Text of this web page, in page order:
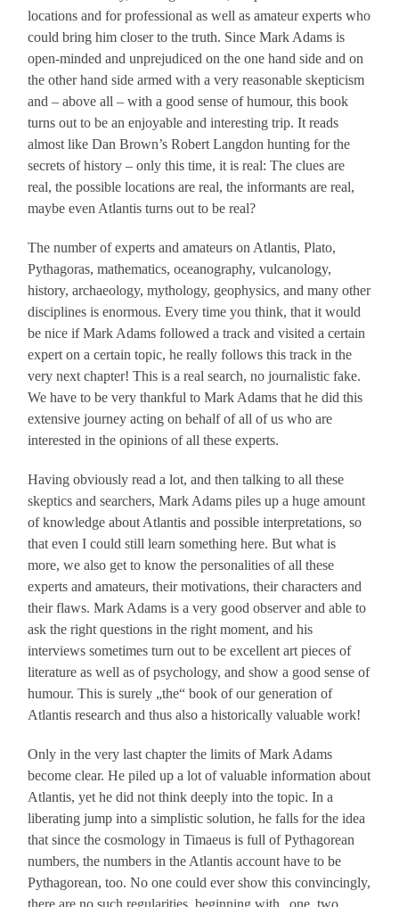
locations and for professional as well as amateur experts who
could bring him closer to the truth. Since Mark Adams is
open-minded and unprejudiced on the one hand side and on
the other hand side armed with a very reasonable skepticism
and – above all – with a good sense of humour, this book
turns out to be an enjoyable and interesting trip. It reads
almost like Dan Brown’s Robert Langdon hunting for the
secrets of history – only this time, it is real: The clues are
real, the possible locations are real, the informants are real,
maybe even Atlantis turns out to be real?
The number of experts and amateurs on Atlantis, Plato,
Pythagoras, mathematics, oceanography, vulcanology,
history, archaeology, mythology, geophysics, and many other
disciplines is enormous. Every time you think, that it would
be nice if Mark Adams followed a track and visited a certain
expert on a certain topic, he really follows this track in the
very next chapter! This is a real search, no journalistic fake.
We have to be very thankful to Mark Adams that he did this
extensive journey acting on behalf of all of us who are
interested in the opinions of all these experts.
Having obviously read a lot, and then talking to all these
skeptics and searchers, Mark Adams piles up a huge amount
of knowledge about Atlantis and possible interpretations, so
that even I could still learn something here. But what is
more, we also get to know the personalities of all these
experts and amateurs, their motivations, their characters and
their flaws. Mark Adams is a very good observer and able to
ask the right questions in the right moment, and his
interviews sometimes turn out to be excellent art pieces of
literature as well as of psychology, and show a good sense of
humour. This is surely „the“ book of our generation of
Atlantis research and thus also a historically valuable work!
Only in the very last chapter the limits of Mark Adams
become clear. He piled up a lot of valuable information about
Atlantis, yet he did not think deeply into the topic. In a
liberating jump into a simplistic solution, he falls for the idea
that since the cosmology in Timaeus is full of Pythagorean
numbers, the numbers in the Atlantis account have to be
Pythagorean, too. No one could ever show this convincingly,